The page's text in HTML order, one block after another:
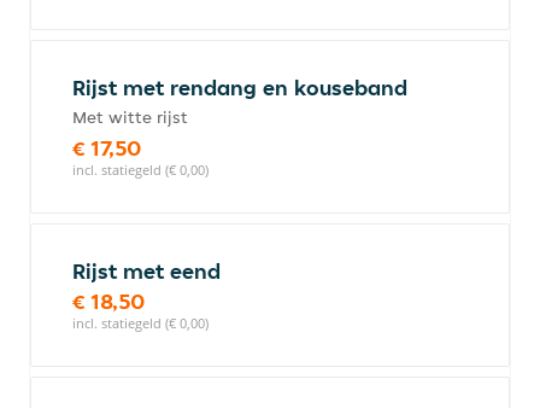
Rijst met rendang en kouseband
Met witte rijst
€ 17,50
incl. statiegeld (€ 0,00)
Rijst met eend
€ 18,50
incl. statiegeld (€ 0,00)